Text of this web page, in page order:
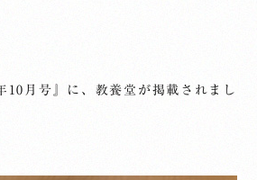
10月号』に、教養堂が掲載されまし